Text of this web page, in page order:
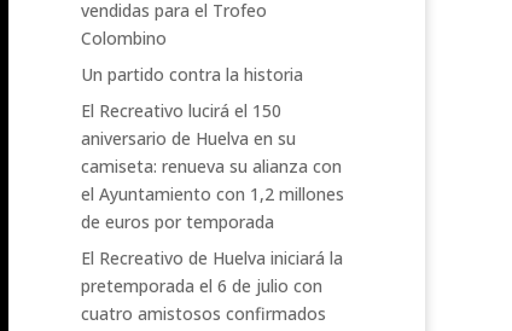
vendidas para el Trofeo
Colombino
Un partido contra la historia
El Recreativo lucirá el 150
aniversario de Huelva en su
camiseta: renueva su alianza con
el Ayuntamiento con 1,2 millones
de euros por temporada
El Recreativo de Huelva iniciará la
pretemporada el 6 de julio con
cuatro amistosos confirmados